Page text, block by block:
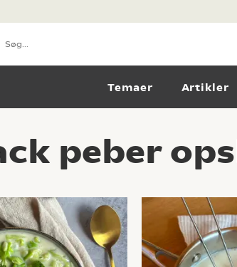
Temaer Artikler
peber